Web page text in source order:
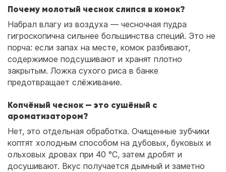
Почему молотый чеснок слипся в комок?
Набрал влагу из воздуха — чесночная пудра
гигроскопична сильнее большинства специй. Это не
порча: если запах на месте, комок разбивают,
содержимое подсушивают и хранят плотно
закрытым. Ложка сухого риса в банке
предотвращает слёживание.
Копчёный чеснок — это сушёный с
ароматизатором?
Нет, это отдельная обработка. Очищенные зубчики
коптят холодным способом на дубовых, буковых и
ольховых дровах при 40 °C, затем дробят и
досушивают. Вкус получается дымный и заметно